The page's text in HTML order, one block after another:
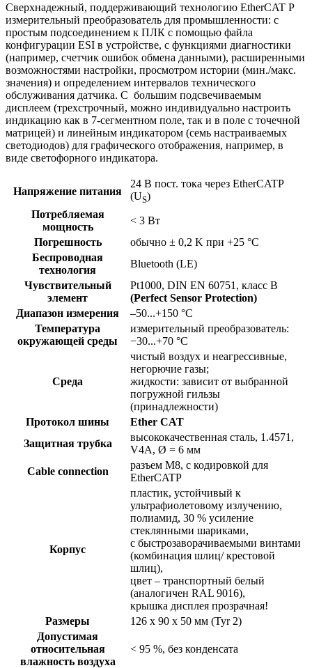
Сверхнадежный, поддерживающий технологию EtherCAT P
измерительный преобразователь для промышленности: с
простым подсоединением к ПЛК с помощью файла
конфигурации ESI в устройстве, с функциями диагностики
(например, счетчик ошибок обмена данными), расширенными
возможностями настройки, просмотром истории (мин./макс.
значения) и определением интервалов технического
обслуживания датчика. С большим подсвечиваемым
дисплеем (трехстрочный, можно индивидуально настроить
индикацию как в 7-сегментном поле, так и в поле с точечной
матрицей) и линейным индикатором (семь настраиваемых
светодиодов) для графического отображения, например, в
виде светофорного индикатора.
Напряжение питания
24 В пост. тока через EtherCATP
(US)
Потребляемая
мощность
< 3 Вт
Погрешность
обычно ± 0,2 K при +25 °C
Беспроводная
технология
Bluetooth (LE)
Чувствительный
элемент
Pt1000, DIN EN 60751, класс B
(Perfect Sensor Protection)
Диапазон измерения
–50...+150 °C
Температура
окружающей среды
измерительный преобразователь:
−30...+70 °C
Среда
чистый воздух и неагрессивные,
негорючие газы;
жидкости: зависит от выбранной
погружной гильзы
(принадлежности)
Протокол шины
Ether CAT
Защитная трубка
высококачественная сталь, 1.4571,
V4A, Ø = 6 мм
Cable connection
разъем M8, с кодировкой для
EtherCATP
Корпус
пластик, устойчивый к
ультрафиолетовому излучению,
полиамид, 30 % усиление
стеклянными шариками,
с быстрозаворачиваемыми винтами
(комбинация шлиц/ крестовой
шлиц),
цвет – транспортный белый
(аналогичен RAL 9016),
крышка дисплея прозрачная!
Размеры
126 x 90 x 50 мм (Tyr 2)
Допустимая
относительная
влажность воздуха
< 95 %, без конденсата